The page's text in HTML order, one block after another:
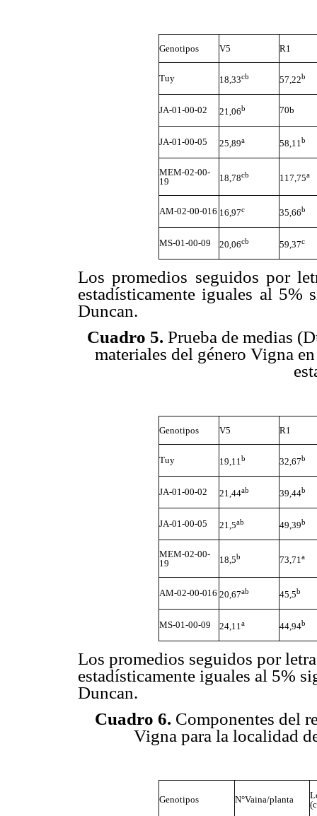
Genotipos V5 R1
Tuy 18,33cb 57,22b
JA-01-00-02 21,06b 70b
JA-01-00-05 25,89a 58,11b
MEM-02-00-
19
18,78cb 117,75a
AM-02-00-016 16,97c 35,66b
MS-01-00-09 20,06cb 59,37c
Los promedios seguidos por
estadísticamente iguales al 5%
Duncan.
Cuadro 5. Prueba de medias
materiales del género Vigna
Genotipos V5 R1
Tuy 19,11b 32,67b
JA-01-00-02 21,44ab 39,44b
JA-01-00-05 21,5ab 49,39b
MEM-02-00-
19
18,5b 73,71a
AM-02-00-016 20,67ab 45,5b
MS-01-00-09 24,11a 44,94b
Los promedios seguidos por
estadísticamente iguales al 5%
Duncan.
Cuadro 6. Componentes del
Vigna para la localidad
Genotipos N°Vaina/planta